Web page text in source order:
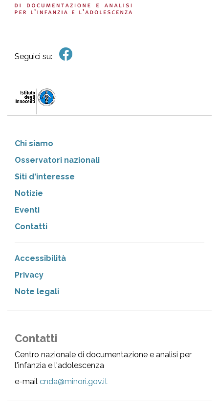
Seguici su:
Chi siamo
Osservatori nazionali
Siti d'interesse
Notizie
Eventi
Contatti
Accessibilità
Privacy
Note legali
Contatti
Centro nazionale di documentazione e analisi per
l'infanzia e l'adolescenza
e-mail cnda@minori.gov.it